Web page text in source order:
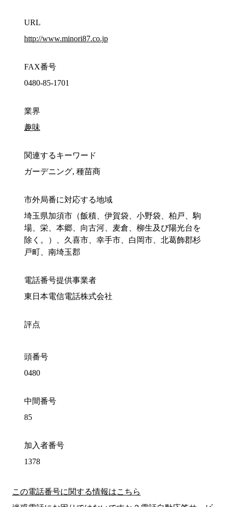
URL
http://www.minori87.co.jp
FAX番号
0480-85-1701
業界
趣味
関連するキーワード
ガーデニング, 種苗商
市外局番に対応する地域
埼玉県加須市（飯積、伊賀袋、小野袋、柏戸、駒
場、栄、本郷、向古河、麦倉、柳生及び陽光台を
除く。）、久喜市、幸手市、白岡市、北葛飾郡杉
戸町、南埼玉郡
電話番号提供事業者
東日本電信電話株式会社
評点
頭番号
0480
中間番号
85
加入者番号
1378
この電話番号に関する情報はこちら